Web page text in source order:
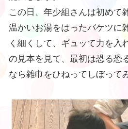
この日、年少組さんは初めて
温かいお湯をはったバケツに
く細くして、ギュッて力を入
の見本を見て、最初は恐る恐
なら雑巾をひねってしぼって